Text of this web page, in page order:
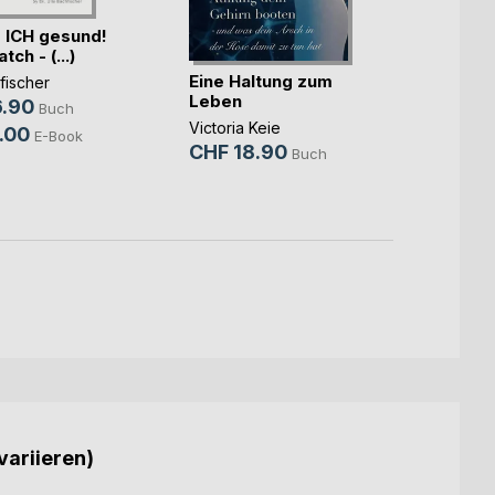
gesund!
- (...)
Buch
E-Book
Eine Haltung zum
Leben
Victoria Keie
CHF 18.90 Buch